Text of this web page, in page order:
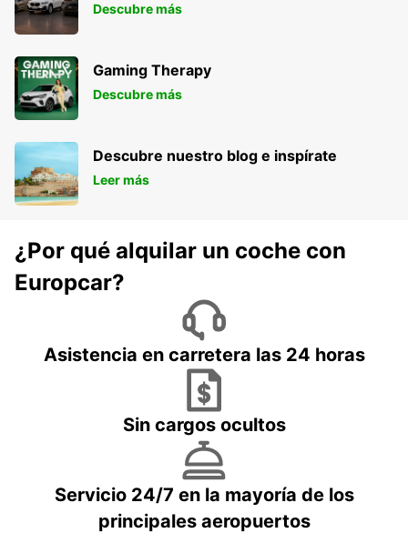
Descubre más
Gaming Therapy
Descubre más
Descubre nuestro blog e inspírate
Leer más
¿Por qué alquilar un coche con
Europcar?
Asistencia en carretera las 24 horas
Sin cargos ocultos
Servicio 24/7 en la mayoría de los
principales aeropuertos